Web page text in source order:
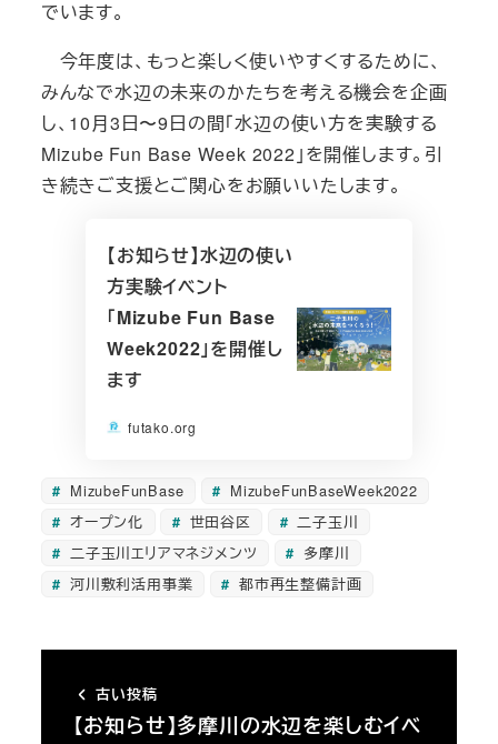
でいます。
今年度は、もっと楽しく使いやすくするために、
みんなで水辺の未来のかたちを考える機会を企画
し、10月3日〜9日の間「水辺の使い方を実験する
Mizube Fun Base Week 2022」を開催します。引
き続きご支援とご関心をお願いいたします。
【お知らせ】水辺の使い
方実験イベント
「Mizube Fun Base
Week2022」を開催し
ます
futako.org
MizubeFunBase
MizubeFunBaseWeek2022
オープン化
世田谷区
二子玉川
二子玉川エリアマネジメンツ
多摩川
河川敷利活用事業
都市再生整備計画
古い投稿
【お知らせ】多摩川の水辺を楽しむイベ